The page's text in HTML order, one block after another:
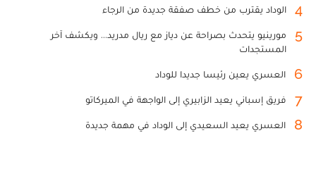
4 الوداد يقترب من خطف صفقة جديدة من الرجاء
5
مورينيو يتحدث بصراحة عن دياز مع ريال مدريد... ويكشف آخر
المستجدات
6 العسري يعين رئيسا جديدا للوداد
7 فريق إسباني يعيد الزابيري إلى الواجهة في الميركاتو
8 العسري يعيد السعيدي إلى الوداد في مهمة جديدة